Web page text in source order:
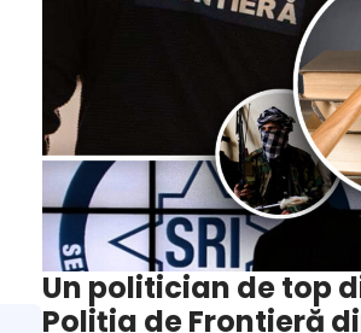
Un politician de top
Poliția de Frontieră